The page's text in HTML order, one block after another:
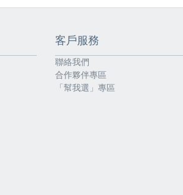
客戶服務
聯絡我們
合作夥伴專區
「幫我選」專區